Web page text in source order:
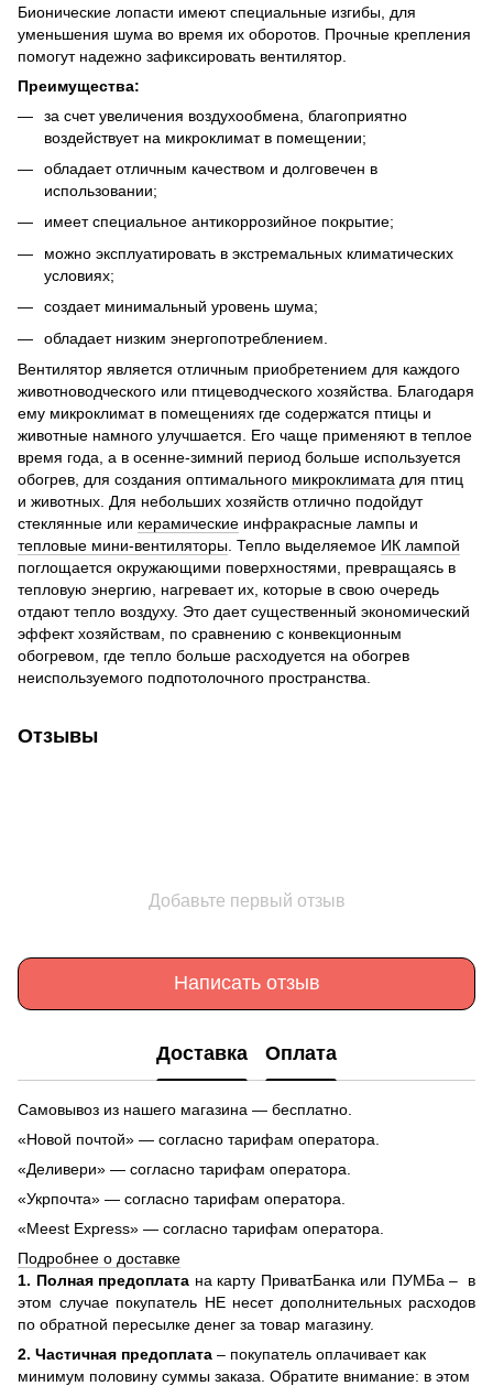
Бионические лопасти имеют специальные изгибы, для
уменьшения шума во время их оборотов. Прочные крепления
помогут надежно зафиксировать вентилятор.
Преимущества:
за счет увеличения воздухообмена, благоприятно
воздействует на микроклимат в помещении;
обладает отличным качеством и долговечен в
использовании;
имеет специальное антикоррозийное покрытие;
можно эксплуатировать в экстремальных климатических
условиях;
создает минимальный уровень шума;
обладает низким энергопотреблением.
Вентилятор является отличным приобретением для каждого
животноводческого или птицеводческого хозяйства. Благодаря
ему микроклимат в помещениях где содержатся птицы и
животные намного улучшается. Его чаще применяют в теплое
время года, а в осенне-зимний период больше используется
обогрев, для создания оптимального микроклимата для птиц
и животных. Для небольших хозяйств отлично подойдут
стеклянные или керамические инфракрасные лампы и
тепловые мини-вентиляторы . Тепло выделяемое ИК лампой
поглощается окружающими поверхностями, превращаясь в
тепловую энергию, нагревает их, которые в свою очередь
отдают тепло воздуху. Это дает существенный экономический
эффект хозяйствам, по сравнению с конвекционным
обогревом, где тепло больше расходуется на обогрев
неиспользуемого подпотолочного пространства.
Отзывы
Добавьте первый отзыв
Написать отзыв
Доставка Оплата
Самовывоз из нашего магазина — бесплатно.
«Новой почтой» — согласно тарифам оператора.
«Деливери» — согласно тарифам оператора.
«Укрпочта» — согласно тарифам оператора.
«Meest Express» — согласно тарифам оператора.
Подробнее о доставке
1. Полная предоплата на карту ПриватБанка или ПУМБа –
в
этом случае покупатель НЕ несет дополнительных расходов
по обратной пересылке денег за товар магазину.
2. Частичная предоплата – покупатель оплачивает как
минимум половину суммы заказа. Обратите внимание: в этом